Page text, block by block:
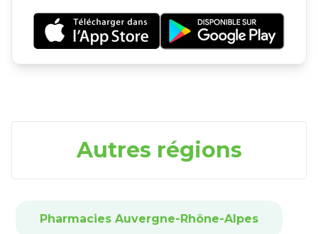
Autres régions
Pharmacies Auvergne-Rhône-Alpes